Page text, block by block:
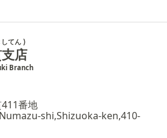
てん )
店
Branch
番地
shi,Shizuoka-ken,410-